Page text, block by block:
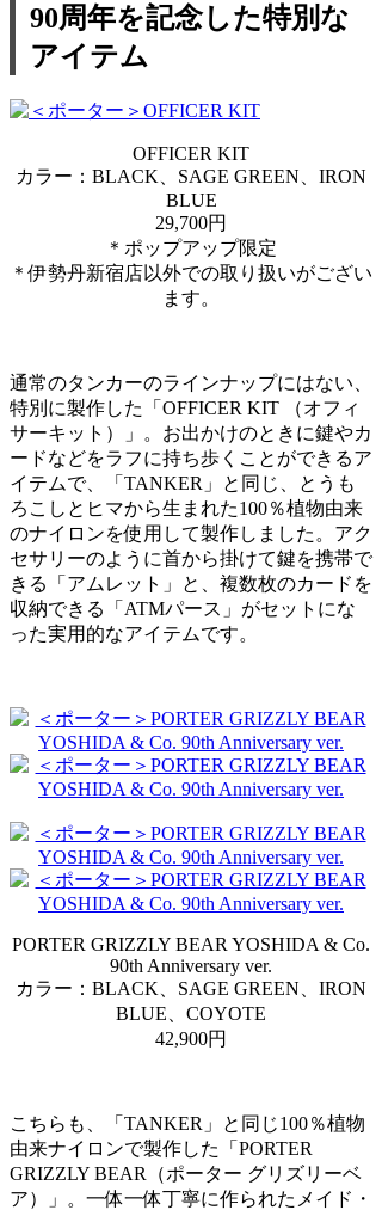
90周年を記念した特別な
アイテム
OFFICER KIT
カラー：BLACK、SAGE GREEN、IRON
BLUE
29,700円
＊ポップアップ限定
＊伊勢丹新宿店以外での取り扱いがござい
ます。
通常のタンカーのラインナップにはない、
特別に製作した「OFFICER KIT （オフィ
サーキット）」。お出かけのときに鍵やカ
ードなどをラフに持ち歩くことができるア
イテムで、「TANKER」と同じ、とうも
ろこしとヒマから生まれた100％植物由来
のナイロンを使用して製作しました。アク
セサリーのように首から掛けて鍵を携帯で
きる「アムレット」と、複数枚のカードを
収納できる「ATMパース」がセットにな
った実用的なアイテムです。
PORTER GRIZZLY BEAR YOSHIDA & Co.
90th Anniversary ver.
カラー：BLACK、SAGE GREEN、IRON
BLUE、COYOTE
42,900円
こちらも、「TANKER」と同じ100％植物
由来ナイロンで製作した「PORTER
GRIZZLY BEAR（ポーター グリズリーベ
ア）」。一体一体丁寧に作られたメイド・